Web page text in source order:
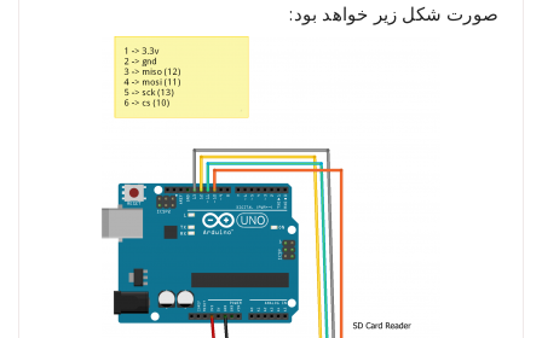
صورت شکل زیر خواهد بود: